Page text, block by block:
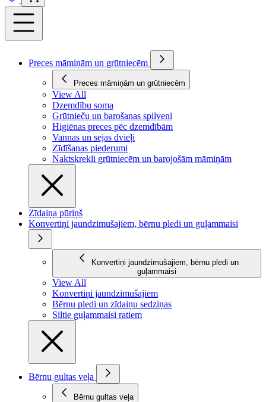
Preces māmiņām un grūtniecēm
Preces māmiņām un grūtniecēm
View All
Dzemdību soma
Grūtnieču un barošanas spilveni
Higiēnas preces pēc dzemdībām
Vannas un sejas dvieļi
Zīdīšanas piederumi
Naktskrekli grūtniecēm un barojošām māmiņām
Zīdaiņa pūriņš
Konvertiņi jaundzimušajiem, bērnu pledi un guļammaisi
Konvertiņi jaundzimušajiem, bērnu pledi un
guļammaisi
View All
Konvertiņi jaundzimušajiem
Bērnu pledi un zīdaiņu sedziņas
Siltie guļammaisi ratiem
Bērnu gultas veļa
Bērnu gultas veļa